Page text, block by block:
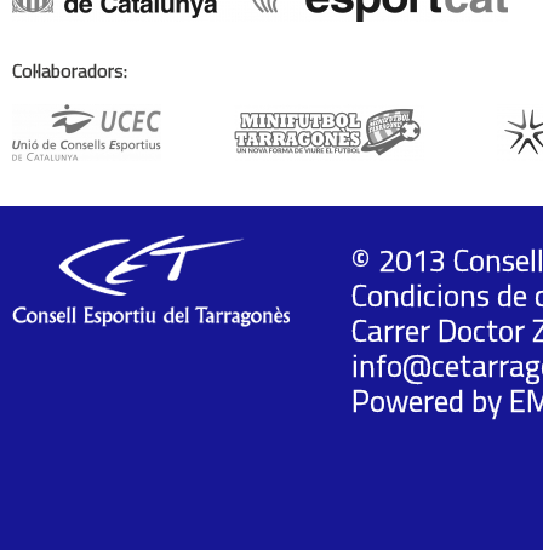
Col·laboradors:
© 2013
Condicions
Carrer Doctor
Powered by